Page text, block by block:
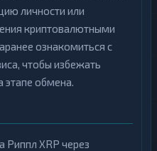
личности или
криптовалютными
ознакомиться с
чтобы избежать
этапе обмена.
Риппл XRP через